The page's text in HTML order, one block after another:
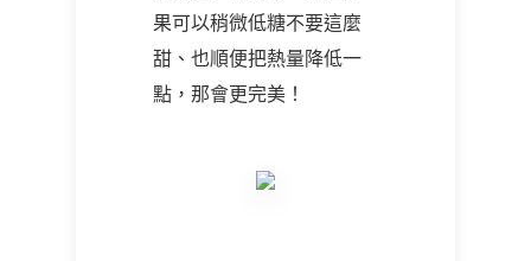
果可以稍微低糖不要這麼
甜、也順便把熱量降低一
點，那會更完美！